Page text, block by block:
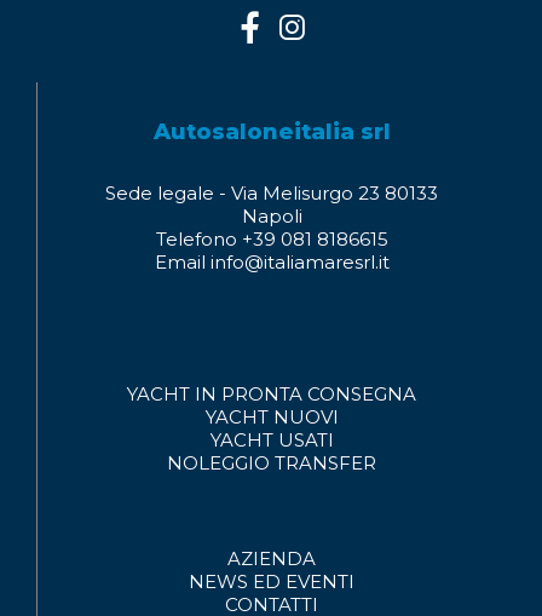
Autosaloneitalia srl
Sede legale - Via Melisurgo 23 80133
Napoli
Telefono +39 081 8186615
Email info@italiamaresrl.it
YACHT IN PRONTA CONSEGNA
YACHT NUOVI
YACHT USATI
NOLEGGIO TRANSFER
AZIENDA
NEWS ED EVENTI
CONTATTI